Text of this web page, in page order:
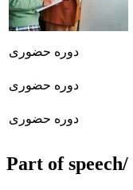
دوره حضوری
دوره حضوری
دوره حضوری